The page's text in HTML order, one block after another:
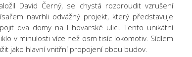
David Černý, se chystá rozproudit vzrušení
navrhli odvážný projekt, který představuje
dva domy na Lihovarské ulici. Tento unikátní
v minulosti více než osm tisíc lokomotiv. Sídlem
jako hlavní vnitřní propojení obou budov.